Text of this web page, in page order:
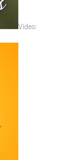
Vídeo: